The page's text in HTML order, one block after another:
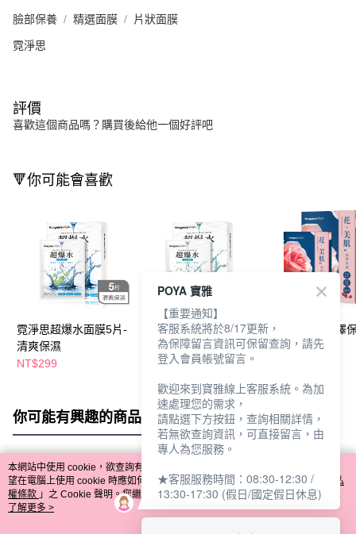
臉部保養 精選面膜 片狀面膜
霓淨思
評價
喜歡這個商品嗎？購買後給他一個好評吧
🔻你可能會喜歡
霓淨思超爆水面膜5片-
清爽保濕
NT$299
霓淨思超爆水面膜5片-
潤澤保濕
NT$299
霓淨思玫瑰潤澤
美肌面膜6入
你可能有興趣的商品 全站排行
熱門標籤
本網站中使用 cookie，欲查詢有關本網站使用 cookie 方式之詳情，及若您不希
望在電腦上使用 cookie 時應如何變更電腦的 cookie 設定，請參閱本網站「
隱私
權條款 」之 Cookie 聲明。您繼續使用本網站即表示您同意本公司得按本網站使
用條款之 Cookie 聲明使用 cookie。
了解更多 >
POYA 寶雅
【重要通知】
客服系統將於8/17更新，
為保障留言資訊可保留查詢，請先
登入會員帳號留言。
歡迎來到寶雅線上客服系統。為加
速處理您的需求，
請點選下方按鈕，查詢相關詳情，
若無欲查詢資訊，可直接留言，由
專人為您服務。
★客服服務時間：08:30-12:30 /
13:30-17:30 (假日/國定假日休息)